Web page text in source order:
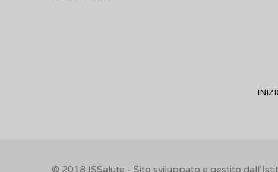
© 2018 ISSalute - Sito sviluppato e gestito